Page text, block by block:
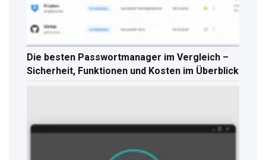
Die besten Passwortmanager im Vergleich –
Sicherheit, Funktionen und Kosten im Überblick